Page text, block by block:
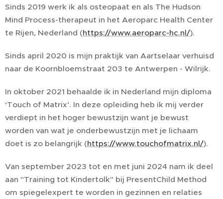
Sinds 2019 werk ik als osteopaat en als The Hudson
Mind Process-therapeut in het Aeroparc Health Center
te Rijen, Nederland (https://www.aeroparc-hc.nl/).
Sinds april 2020 is mijn praktijk van Aartselaar verhuisd
naar de Koornbloemstraat 203 te Antwerpen - Wilrijk.
In oktober 2021 behaalde ik in Nederland mijn diploma
‘Touch of Matrix’. In deze opleiding heb ik mij verder
verdiept in het hoger bewustzijn want je bewust
worden van wat je onderbewustzijn met je lichaam
doet is zo belangrijk (https://www.touchofmatrix.nl/).
Van september 2023 tot en met juni 2024 nam ik deel
aan "Training tot Kindertolk" bij PresentChild Method
om spiegelexpert te worden in gezinnen en relaties